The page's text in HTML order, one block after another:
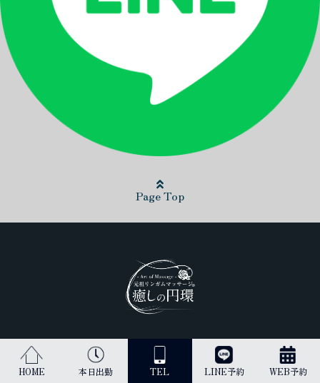
HOME 本日出勤 TEL LINE予約 WEB予約
Page Top
日本最高峰のリンガムマッサージ（男性器への丁寧なマッサージ）を
受けられるのは当店だけです。
古来より、王のみに与えられてきた施術を貴方にご提供します。